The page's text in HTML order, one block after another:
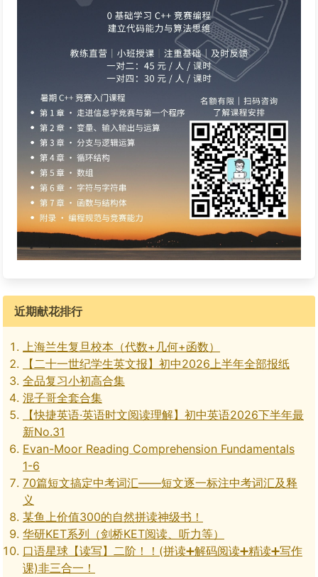
近期献花排行
上海兰生复旦校本（代数+几何+函数）
【二十一世纪学生英文报】初中2026上半年全部报纸
全品复习小初高合集
混子哥全套合集
【快捷英语·英语时文阅读理解】初中英语2026下半年最
新No.31
Evan-Moor Reading Comprehension Fundamentals
1-6
70篇短文搞定中考词汇——短文逐一标注中考词汇及释
义
某鱼上价值300的自然拼读神级书！
华研KET系列（剑桥KET阅读、听力等）
口语星球【读写】二阶！！(拼读➕解码阅读➕精读➕写作
课)非三合一！